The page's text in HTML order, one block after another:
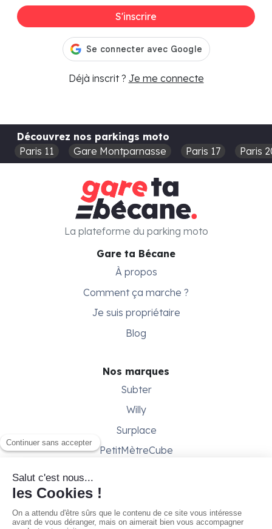
S'inscrire
Déjà inscrit ? Je me connecte
Découvrez nos parkings moto
Paris 11
Gare Montparnasse Paris 17 Paris
Gare ta Bécane
À propos
Comment ça marche ?
Je suis propriétaire
Blog
Nos marques
Subter
Willy
Surplace
PetitMètreCube
Besoin d'aide ?
La plateforme du parking moto